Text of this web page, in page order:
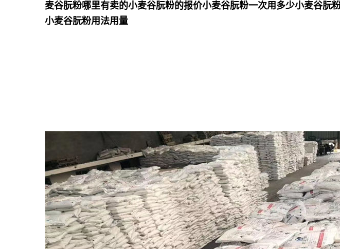
麦谷朊粉哪里有卖的小麦谷朊粉的报价小麦谷朊粉一次用多少小麦谷
小麦谷朊粉用法用量